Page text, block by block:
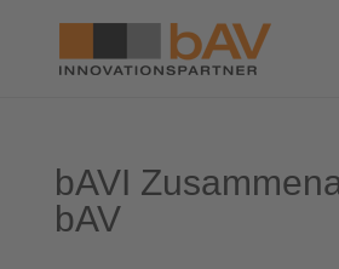
bAVI
bAV